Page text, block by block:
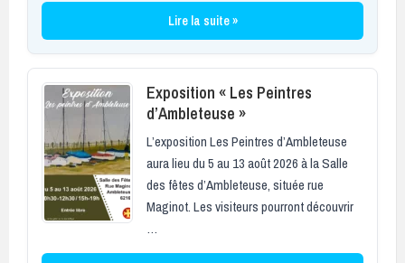
Lire la suite »
Exposition « Les Peintres
d’Ambleteuse »
L’exposition Les Peintres d’Ambleteuse
aura lieu du 5 au 13 août 2026 à la Salle
des fêtes d’Ambleteuse, située rue
Maginot. Les visiteurs pourront découvrir
…